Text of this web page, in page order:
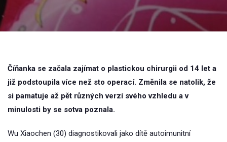
Číňanka se začala zajímat o plastickou chirurgii od 14 let a
již podstoupila více než sto operací. Změnila se natolik, že
si pamatuje až pět různých verzí svého vzhledu a v
minulosti by se sotva poznala.
Wu Xiaochen (30) diagnostikovali jako dítě autoimunitní